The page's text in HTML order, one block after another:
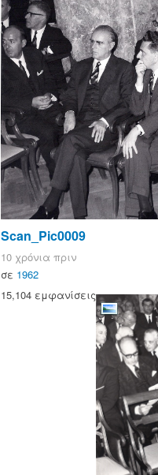
Scan_Pic0009
10 χρόνια πριν
σε 1962
15,104 εμφανίσεις